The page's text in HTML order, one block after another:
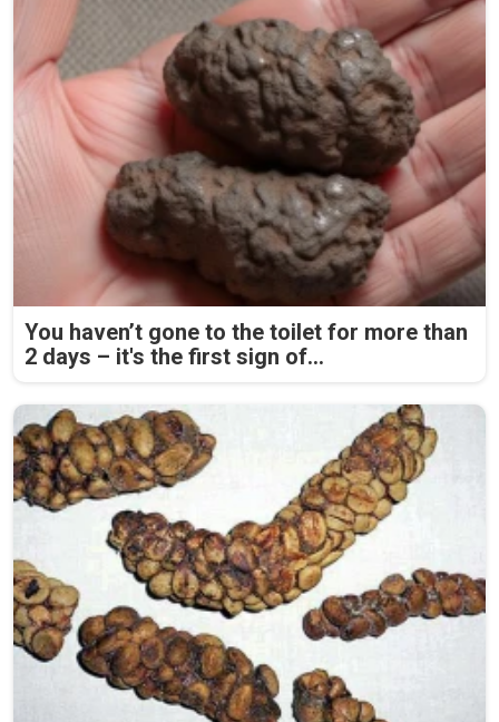
You haven’t gone to the toilet for more than
2 days – it's the first sign of...